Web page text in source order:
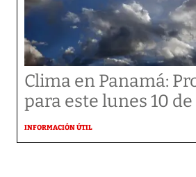
Clima en Panamá:
para este lunes 10
INFORMACIÓN ÚTIL